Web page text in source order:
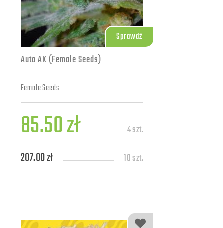
Sprawdź
Auto AK (Female Seeds)
Female Seeds
85.50 zł 4 szt.
207.00 zł 10 szt.